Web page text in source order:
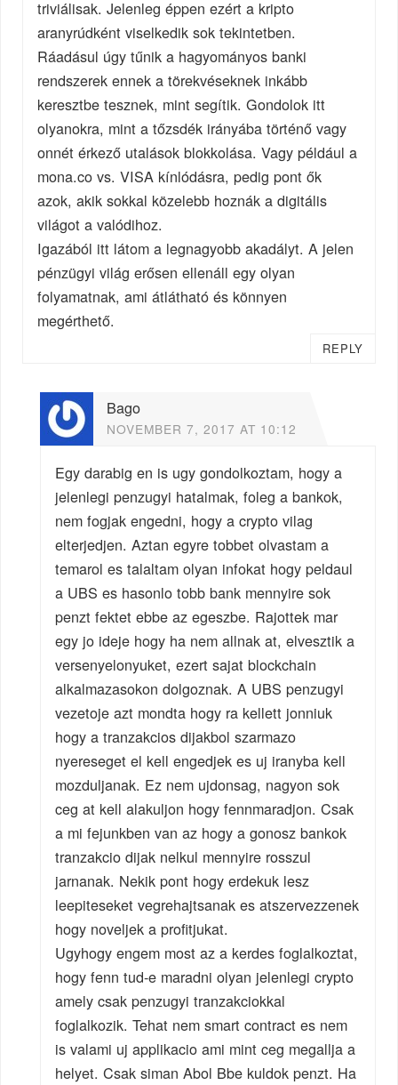
triviálisak. Jelenleg éppen ezért a kripto
aranyrúdként viselkedik sok tekintetben.
Ráadásul úgy tűnik a hagyományos banki
rendszerek ennek a törekvéseknek inkább
keresztbe tesznek, mint segítik. Gondolok itt
olyanokra, mint a tőzsdék irányába történő vagy
onnét érkező utalások blokkolása. Vagy például a
mona.co vs. VISA kínlódásra, pedig pont ők
azok, akik sokkal közelebb hoznák a digitális
világot a valódihoz.
Igazából itt látom a legnagyobb akadályt. A jelen
pénzügyi világ erősen ellenáll egy olyan
folyamatnak, ami átlátható és könnyen
megérthető.
REPLY
Bago
NOVEMBER 7, 2017 AT 10:12
Egy darabig en is ugy gondolkoztam, hogy a
jelenlegi penzugyi hatalmak, foleg a bankok,
nem fogjak engedni, hogy a crypto vilag
elterjedjen. Aztan egyre tobbet olvastam a
temarol es talaltam olyan infokat hogy peldaul
a UBS es hasonlo tobb bank mennyire sok
penzt fektet ebbe az egeszbe. Rajottek mar
egy jo ideje hogy ha nem allnak at, elvesztik a
versenyelonyuket, ezert sajat blockchain
alkalmazasokon dolgoznak. A UBS penzugyi
vezetoje azt mondta hogy ra kellett jonniuk
hogy a tranzakcios dijakbol szarmazo
nyereseget el kell engedjek es uj iranyba kell
mozduljanak. Ez nem ujdonsag, nagyon sok
ceg at kell alakuljon hogy fennmaradjon. Csak
a mi fejunkben van az hogy a gonosz bankok
tranzakcio dijak nelkul mennyire rosszul
jarnanak. Nekik pont hogy erdekuk lesz
leepiteseket vegrehajtsanak es atszervezzenek
hogy noveljek a profitjukat.
Ugyhogy engem most az a kerdes foglalkoztat,
hogy fenn tud-e maradni olyan jelenlegi crypto
amely csak penzugyi tranzakciokkal
foglalkozik. Tehat nem smart contract es nem
is valami uj applikacio ami mint ceg megallja a
helyet. Csak siman Abol Bbe kuldok penzt. Ha